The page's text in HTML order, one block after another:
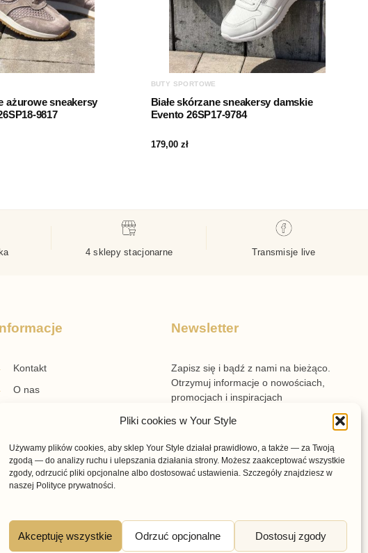
Pliki cookies w Your Style
Używamy plików cookies, aby sklep Your Style działał prawidłowo, a także — za Twoją
zgodą — do analizy ruchu i ulepszania działania strony. Możesz zaakceptować wszystkie
zgody, odrzucić pliki opcjonalne albo dostosować ustawienia. Szczegóły znajdziesz w
naszej Polityce prywatności.
Akceptuję wszystkie Odrzuć opcjonalne Dostosuj zgody
ażurowe sneakersy
9817
BUTY SPORTOWE
Białe skórzane sneakersy damskie
Evento 26SP17-9784
179,00 zł
4 sklepy stacjonarne Transmisje live
Kontakt
O nas
Regulamin voucherów
Polityka prywatności i cookies
Newsletter
Zapisz się i bądź z nami na bieżąco.
Otrzymuj informacje o nowościach,
promocjach i inspiracjach